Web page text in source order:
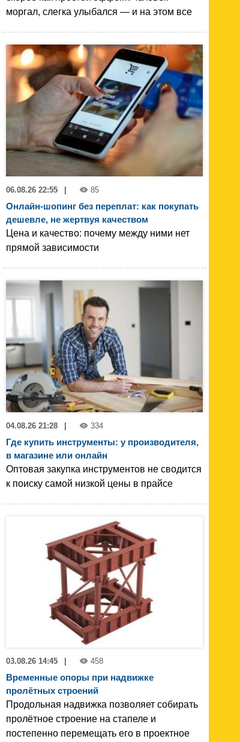
моргал, слегка улыбался — и на этом все
06.08.26 22:55 85
Онлайн-шопинг без переплат: как покупать
дешевле, не жертвуя качеством
Цена и качество: почему между ними нет
прямой зависимости
04.08.26 21:28 334
Где купить инструменты: у производителя,
в магазине или онлайн
Оптовая закупка инструментов не сводится
к поиску самой низкой цены в прайсе
03.08.26 14:45 458
Временные опоры при надвижке
пролётных строений
Продольная надвижка позволяет собирать
пролётное строение на стапеле и
постепенно перемещать его в проектное